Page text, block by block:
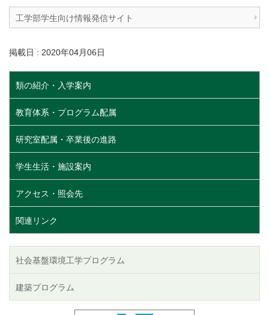
工学部学生向け情報発信サイト
掲載日 : 2020年04月06日
類の紹介・入学案内
教育体系・プログラム配属
研究室配属・卒業後の進路
学生生活・施設案内
アクセス・照会先
関連リンク
社会基盤環境工学プログラム
建築プログラム